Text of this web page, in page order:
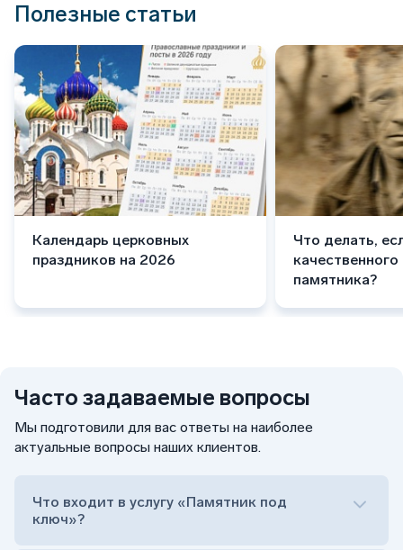
Полезные статьи
Календарь церковных
праздников на 2026
Что делать,
памятника?
Часто задаваемые вопросы
Мы подготовили для вас ответы на наиболее
актуальные вопросы наших клиентов.
Что входит в услугу «Памятник под
ключ»?